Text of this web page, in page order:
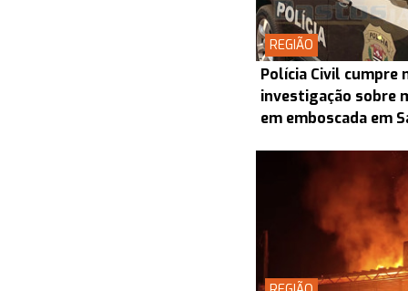
REGIÃO
Polícia Civil cumpre
investigação sobre
em emboscada em